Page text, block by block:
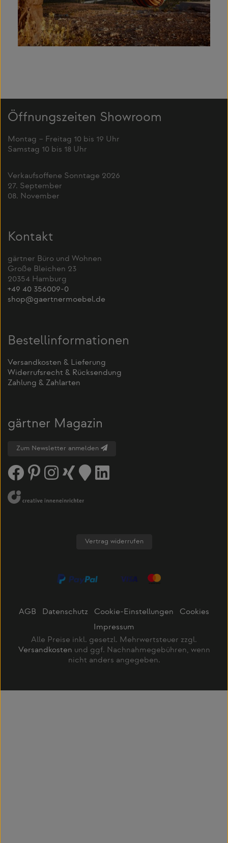
Öffnungszeiten Showroom
Montag – Freitag 10 bis 19 Uhr
Samstag 10 bis 18 Uhr
Verkaufsoffene Sonntage 2026
27. September
08. November
Kontakt
gärtner Büro und Wohnen
Große Bleichen 23
20354 Hamburg
+49 40 356009-0
shop@gaertnermoebel.de
Bestellinformationen
Versandkosten & Lieferung
Widerrufsrecht & Rücksendung
Zahlung & Zahlarten
gärtner Magazin
Zum Newsletter anmelden
Vertrag widerrufen
AGB Datenschutz Cookie-Einstellungen
Cookies
Impressum
Alle Preise inkl. gesetzl. Mehrwertsteuer zzgl.
Versandkosten und ggf. Nachnahmegebühren, wenn
nicht anders angegeben.